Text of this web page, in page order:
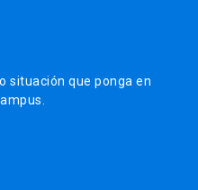
situación que ponga en